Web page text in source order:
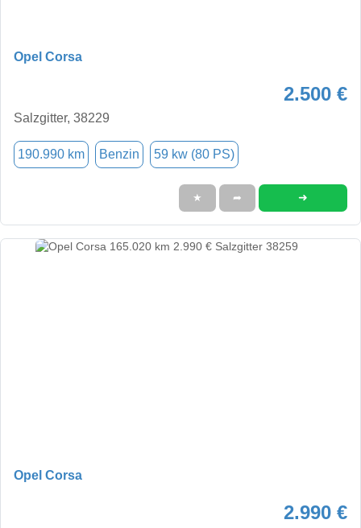
Opel Corsa
2.500 €
Salzgitter, 38229
190.990 km Benzin 59 kw (80 PS)
★ ➦ ➜
Opel Corsa
2.990 €